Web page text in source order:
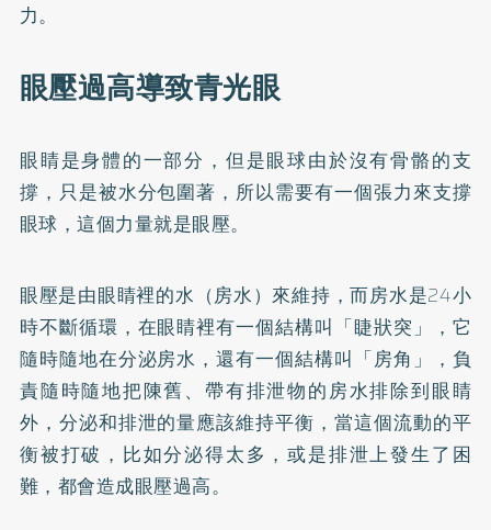
力。
眼壓過高導致青光眼
眼睛是身體的一部分，但是眼球由於沒有骨骼的支
撐，只是被水分包圍著，所以需要有一個張力來支撐
眼球，這個力量就是眼壓。
眼壓是由眼睛裡的水（房水）來維持，而房水是24小
時不斷循環，在眼睛裡有一個結構叫「睫狀突」，它
隨時隨地在分泌房水，還有一個結構叫「房角」，負
責隨時隨地把陳舊、帶有排泄物的房水排除到眼睛
外，分泌和排泄的量應該維持平衡，當這個流動的平
衡被打破，比如分泌得太多，或是排泄上發生了困
難，都會造成眼壓過高。